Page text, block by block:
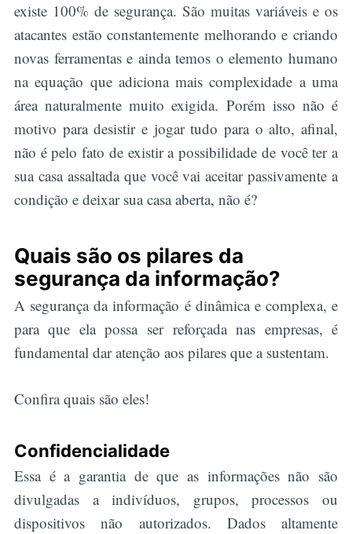
existe 100% de segurança. São muitas variáveis e os
atacantes estão constantemente melhorando e criando
novas ferramentas e ainda temos o elemento humano
na equação que adiciona mais complexidade a uma
área naturalmente muito exigida. Porém isso não é
motivo para desistir e jogar tudo para o alto, afinal,
não é pelo fato de existir a possibilidade de você ter a
sua casa assaltada que você vai aceitar passivamente a
condição e deixar sua casa aberta, não é?
Quais são os pilares da
segurança da informação?
A segurança da informação é dinâmica e complexa, e
para que ela possa ser reforçada nas empresas, é
fundamental dar atenção aos pilares que a sustentam.
Confira quais são eles!
Confidencialidade
Essa é a garantia de que as informações não são
divulgadas a indivíduos, grupos, processos ou
dispositivos não autorizados. Dados altamente